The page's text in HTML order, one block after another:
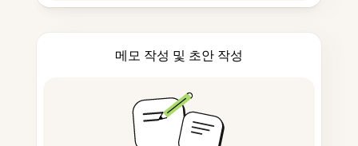
메모 작성 및 초안 작성